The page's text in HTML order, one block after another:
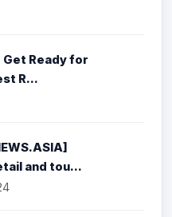
Get Ready for
R...
and tou...